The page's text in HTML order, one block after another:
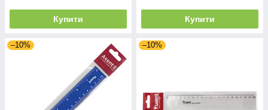
Купити Купити
–10% –10%